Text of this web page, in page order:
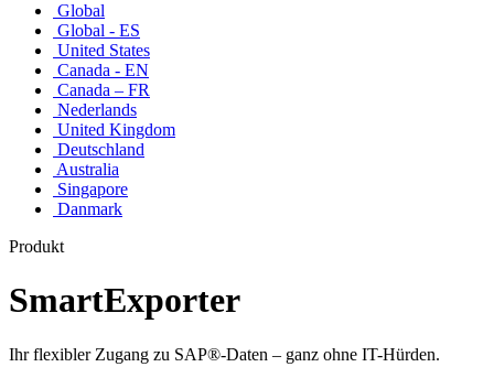
Global
Global - ES
United States
Canada - EN
Canada – FR
Nederlands
United Kingdom
Deutschland
Australia
Singapore
Danmark
Produkt
SmartExporter
Ihr flexibler Zugang zu SAP®-Daten – ganz ohne IT-Hürden.